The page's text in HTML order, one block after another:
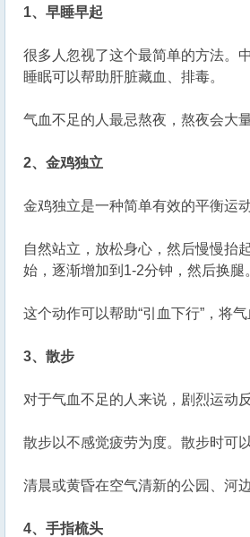
1、早睡早起
很多人忽视了这个最简单的方法。
睡眠可以帮助肝脏藏血、排毒。
气血不足的人最忌熬夜，熬夜会大
2、金鸡独立
金鸡独立是一种简单有效的平衡运
自然站立，放松身心，然后慢慢抬
始，逐渐增加到1-2分钟，然后换腿
这个动作可以帮助“引血下行”，将
3、散步
对于气血不足的人来说，剧烈运动
散步以不感觉疲劳为度。散步时可
清晨或黄昏在空气清新的公园、河
4、手指梳头